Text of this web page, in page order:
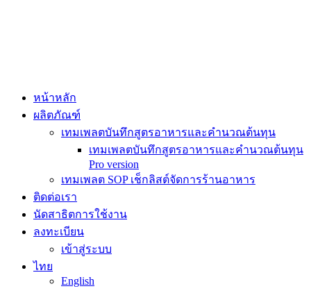
หน้าหลัก
ผลิตภัณฑ์
เทมเพลตบันทึกสูตรอาหารและคำนวณต้นทุน
เทมเพลตบันทึกสูตรอาหารและคำนวณต้นทุน
Pro version
เทมเพลต SOP เช็กลิสต์จัดการร้านอาหาร
ติดต่อเรา
นัดสาธิตการใช้งาน
ลงทะเบียน
เข้าสู่ระบบ
ไทย
English